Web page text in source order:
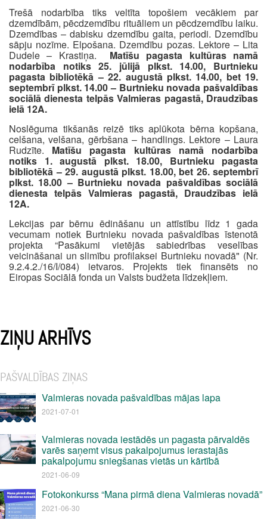
Trešā nodarbība tiks veltīta topošiem vecākiem par
dzemdībām, pēcdzemdību rituāliem un pēcdzemdību laiku.
Dzemdības – dabisku dzemdību gaita, periodi. Dzemdību
sāpju nozīme. Elpošana. Dzemdību pozas. Lektore – Lita
Dudele – Krastiņa. Matīšu pagasta kultūras namā
nodarbība notiks 25. jūlijā plkst. 14.00, Burtnieku
pagasta bibliotēkā – 22. augustā plkst. 14.00, bet 19.
septembrī plkst. 14.00 – Burtnieku novada pašvaldības
sociālā dienesta telpās Valmieras pagastā, Draudzības
ielā 12A.
Noslēguma tikšanās reizē tiks aplūkota bērna kopšana,
celšana, velšana, gērbšana – handlings. Lektore – Laura
Rudzīte. Matīšu pagasta kultūras namā nodarbība
notiks 1. augustā plkst. 18.00, Burtnieku pagasta
bibliotēkā – 29. augustā plkst. 18.00, bet 26. septembrī
plkst. 18.00 – Burtnieku novada pašvaldības sociālā
dienesta telpās Valmieras pagastā, Draudzības ielā
12A.
Lekcijas par bērnu ēdināšanu un attīstību līdz 1 gada
vecumam notiek Burtnieku novada pašvaldības īstenotā
projekta “Pasākumi vietējās sabiedrības veselības
veicināšanai un slimību profilaksei Burtnieku novadā" (Nr.
9.2.4.2./16/I/084) ietvaros. Projekts tiek finansēts no
Eiropas Sociālā fonda un Valsts budžeta līdzekļiem.
ZIŅU ARHĪVS
PAŠVALDĪBAS ZIŅAS
Valmieras novada pašvaldības mājas lapa
2021-07-01
Valmieras novada iestādēs un pagasta pārvaldēs
varēs saņemt visus pakalpojumus ierastajās
pakalpojumu sniegšanas vietās un kārtībā
2021-06-09
Fotokonkurss “Mana pirmā diena Valmieras novadā”
2021-06-30